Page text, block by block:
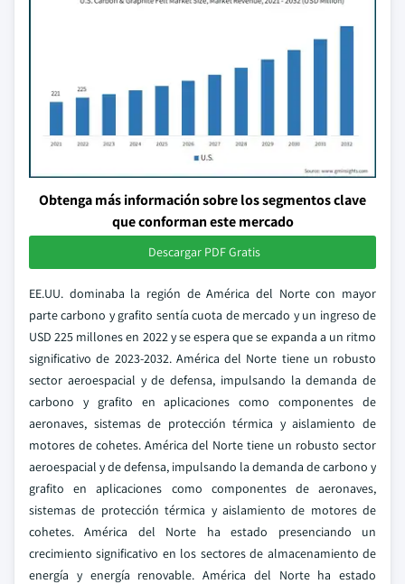
Obtenga más información sobre los segmentos clave
que conforman este mercado
Descargar PDF Gratis
EE.UU. dominaba la región de América del Norte con mayor
parte carbono y grafito sentía cuota de mercado y un ingreso de
USD 225 millones en 2022 y se espera que se expanda a un ritmo
significativo de 2023-2032. América del Norte tiene un robusto
sector aeroespacial y de defensa, impulsando la demanda de
carbono y grafito en aplicaciones como componentes de
aeronaves, sistemas de protección térmica y aislamiento de
motores de cohetes. América del Norte tiene un robusto sector
aeroespacial y de defensa, impulsando la demanda de carbono y
grafito en aplicaciones como componentes de aeronaves,
sistemas de protección térmica y aislamiento de motores de
cohetes. América del Norte ha estado presenciando un
crecimiento significativo en los sectores de almacenamiento de
energía y energía renovable. América del Norte ha estado